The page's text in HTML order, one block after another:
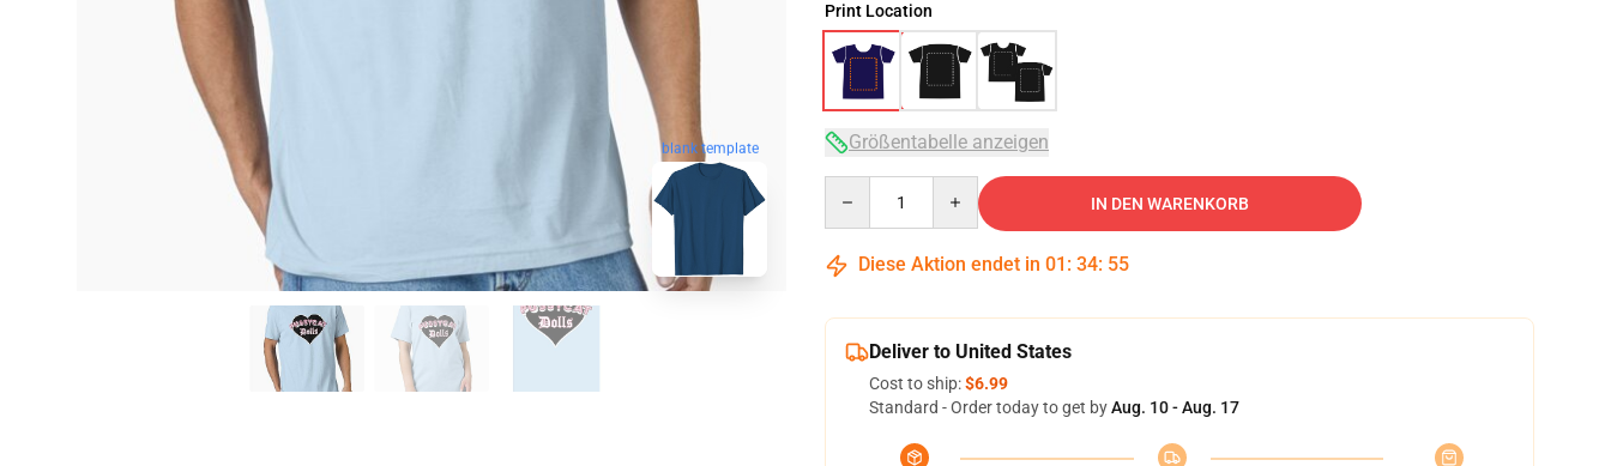
blank template
Print Location
Größentabelle anzeigen
IN DEN WARENKORB
Diese Aktion endet in 01 : 34: 54
Deliver to United States
Cost to ship:$6.99
Standard - Order today to get byAug. 10 - Aug. 17